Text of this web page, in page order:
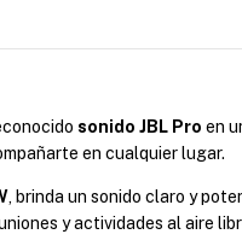
sonido JBL Pro en
en cualquier lugar.
, brinda un sonido claro y
y actividades al aire